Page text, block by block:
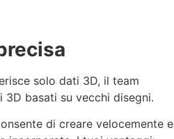
solo dati 3D, il team
3D basati su vecchi disegni.
di creare velocemente e